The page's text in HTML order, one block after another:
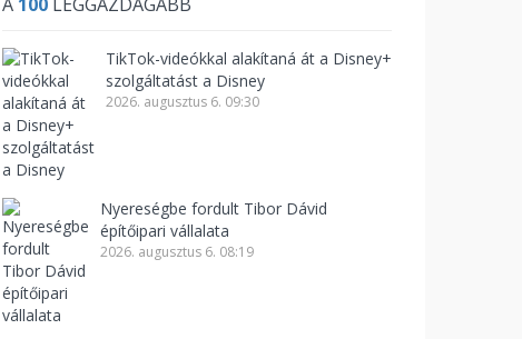
TikTok-videókkal alakítaná át a Disney+
szolgáltatást a Disney
2026. augusztus 6. 09:30
Nyereségbe fordult Tibor Dávid
építőipari vállalata
2026. augusztus 6. 08:19